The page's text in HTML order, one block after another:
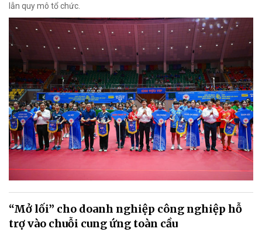
lẫn quy mô tổ chức.
“Mở lối” cho doanh nghiệp công nghiệp hỗ
trợ vào chuỗi cung ứng toàn cầu